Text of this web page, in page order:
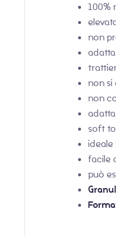
100%
non
non si
non
soft
ideale
facile
può